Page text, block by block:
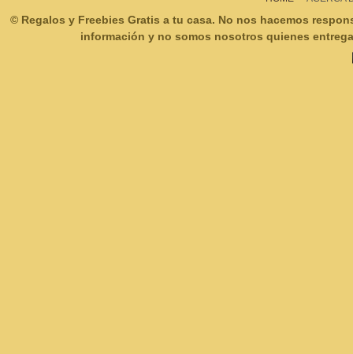
© Regalos y Freebies Gratis a tu casa. No nos hacemos
información y no somos nosotros quienes